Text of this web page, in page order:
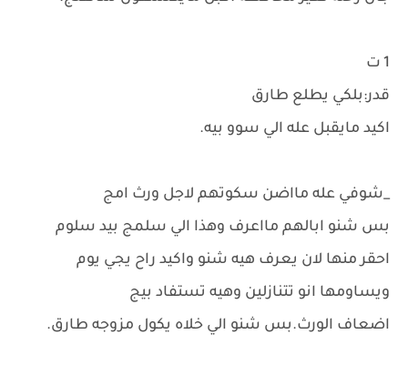
1 ت
قدر:بلكي يطلع طارق
اكيد مايقبل عله الي سوو بيه.
_شوفي عله مااضن سكوتهم لاجل ورث امج
بس شنو ابالهم مااعرف وهذا الي سلمج بيد سلوم
احقر منها لان يعرف هيه شنو واكيد راح يجي يوم
ويساومها انو تتنازلين وهيه تستفاد بيج
اضعاف الورث.بس شنو الي خلاه يكول مزوجه طارق.